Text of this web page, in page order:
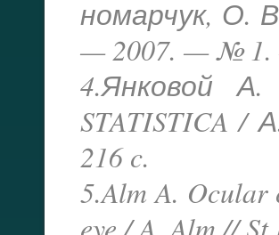
номарчук, О.
— 2007. — № 1.
4.Янковой
STATISTICA /
216 c.
5.Alm A.
eye / A. Alm //